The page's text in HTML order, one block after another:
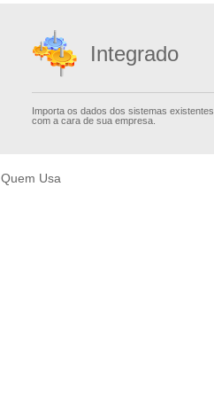
Integrado
Importa os dados dos sistemas
com a cara de sua empresa.
Quem Usa